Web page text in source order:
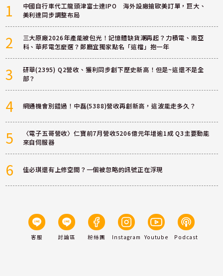
1
中國自行車代工龍頭津富士達IPO 海外設廠搶歐美訂單，巨大、
美利達同步調整布局
2
三大原廠2026年產能被包光！記憶體缺貨潮再起？力積電、南亞
科、華邦電怎麼選？鄭廳宜獨家點名「這檔」抱一年
3
研華(2395) Q2營收、獲利同步創下歷史新高！但是~這還不是全
部？
4 網通機會別錯過！中磊(5388)營收再創新高，這波能走多久？
5
〈電子五哥營收〉仁寶前7月營收5206億元年增逾1成 Q3主要動能
來自伺服器
6 佳必琪還有上修空間？一個被忽略的訊號正在浮現
客服 討論區 粉絲團 Instagram Youtube Podcast